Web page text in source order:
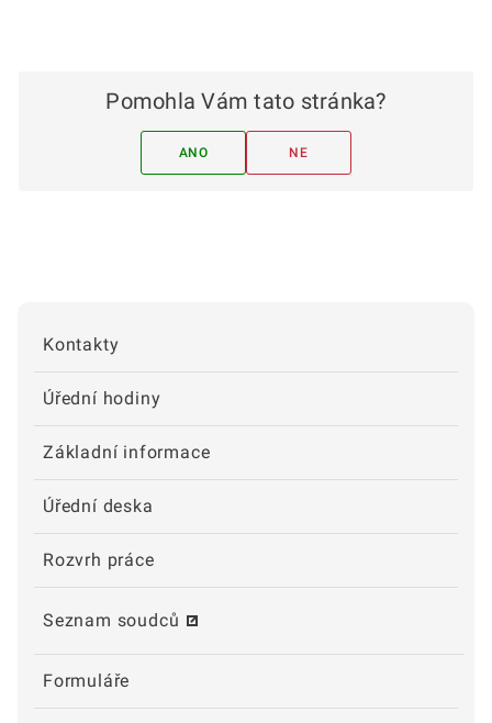
Kontakty
Úřední hodiny
Základní informace
Úřední deska
Rozvrh práce
Seznam soudců
Formuláře
Pomohla Vám tato stránka?
ANO NE